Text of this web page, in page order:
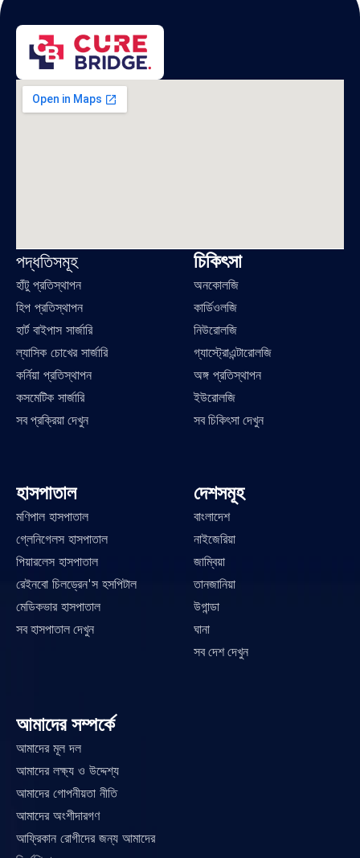
পদ্ধতিসমূহ
হাঁটু প্রতিস্থাপন
হিপ প্রতিস্থাপন
হার্ট বাইপাস সার্জারি
ল্যাসিক চোখের সার্জারি
কর্নিয়া প্রতিস্থাপন
কসমেটিক সার্জারি
সব প্রক্রিয়া দেখুন
চিকিৎসা
অনকোলজি
কার্ডিওলজি
নিউরোলজি
গ্যাস্ট্রোএন্টারোলজি
অঙ্গ প্রতিস্থাপন
ইউরোলজি
সব চিকিৎসা দেখুন
হাসপাতাল
মণিপাল হাসপাতাল
গ্লেনিগেলস হাসপাতাল
পিয়ারলেস হাসপাতাল
রেইনবো চিলড্রেন'স হসপিটাল
মেডিকভার হাসপাতাল
সব হাসপাতাল দেখুন
দেশসমূহ
বাংলাদেশ
নাইজেরিয়া
জাম্বিয়া
তানজানিয়া
উগান্ডা
ঘানা
সব দেশ দেখুন
আমাদের সম্পর্কে
আমাদের মূল দল
আমাদের লক্ষ্য ও উদ্দেশ্য
আমাদের গোপনীয়তা নীতি
আমাদের অংশীদারগণ
আফ্রিকান রোগীদের জন্য আমাদের